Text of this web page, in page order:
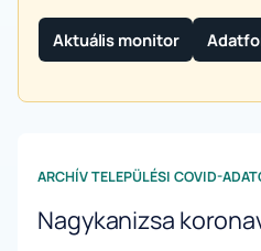
Aktuális monitor
ARCHÍV TELEPÜLÉSI COVID-
Nagykanizsa